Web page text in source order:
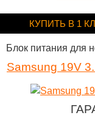
КУПИТЬ В 1
Блок питания для
Samsung 19V